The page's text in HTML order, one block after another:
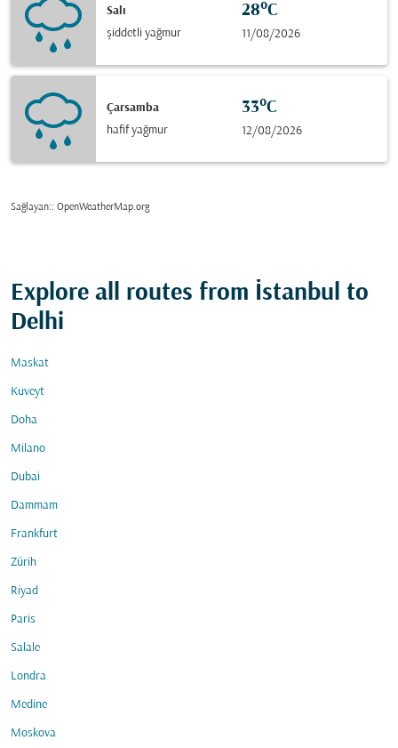
Salı
şiddetli yağmur
28°C
11/08/2026
Çarsamba
hafif yağmur
33°C
12/08/2026
Sağlayan:: OpenWeatherMap.org
Explore all routes from İstanbul to
Delhi
Maskat
Kuveyt
Doha
Milano
Dubai
Dammam
Frankfurt
Zürih
Riyad
Paris
Salale
Londra
Medine
Moskova